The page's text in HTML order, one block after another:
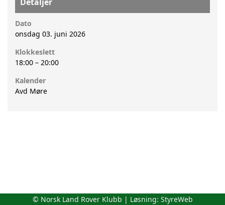
Dato
onsdag 03. juni 2026
Klokkeslett
18:00 – 20:00
Kalender
Avd Møre
© Norsk Land Rover Klubb | Løsning: StyreWeb